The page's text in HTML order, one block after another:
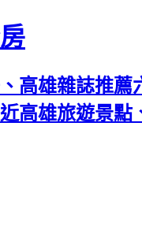
高雄雜誌推
高雄旅遊景